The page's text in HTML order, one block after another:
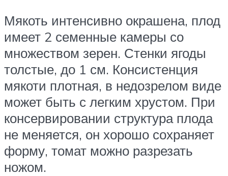
Мякоть интенсивно окрашена, плод
имеет 2 семенные камеры со
множеством зерен. Стенки ягоды
толстые, до 1 см. Консистенция
мякоти плотная, в недозрелом виде
может быть с легким хрустом. При
консервировании структура плода
не меняется, он хорошо сохраняет
форму, томат можно разрезать
ножом.